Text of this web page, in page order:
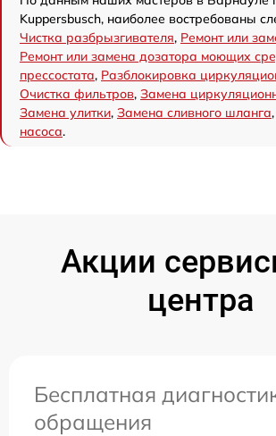
Kuppersbusch, наиболее востребованы
Чистка разбрызгивателя, Ремонт или
Ремонт или замена дозатора моющих
прессостата, Разблокировка
Очистка фильтров, Замена
Замена улитки, Замена сливного шланга,
насоса.
Акции
центра
Бесплатная
обращения